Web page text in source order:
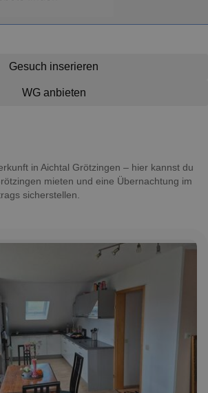
Gesuch inserieren
WG anbieten
in Aichtal Grötzingen – hier kannst du
mieten und eine Übernachtung im
sicherstellen.